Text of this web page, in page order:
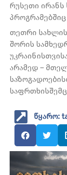
რუსეთი
პროგრამებშიც
თეთრი
შორის
არამედ –
წყარო: